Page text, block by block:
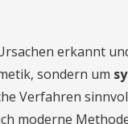
erkannt
sondern um
Verfahren
moderne